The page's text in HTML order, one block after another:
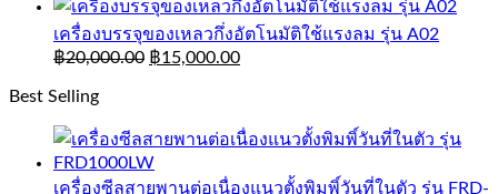
เครื่องบรรจุของเหลวกึ่งอัตโนมัติใช้แรงลม รุ่น A02
฿20,000.00 ฿15,000.00
Best Selling
เครื่องซีลสายพานต่อเนื่องแนวตั้งพิมพิ์วันที่ในตัว รุ่น FRD-